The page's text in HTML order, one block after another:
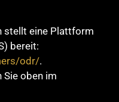
stellt eine Plattform
bereit:
odr/.
Sie oben im